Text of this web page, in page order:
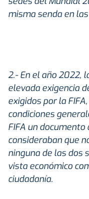
misma senda en
2.- En el año 2022,
elevada exigencia
exigidos por la
condiciones
FIFA un
consideraban que
ninguna de las dos
vista económico
ciudadanía.